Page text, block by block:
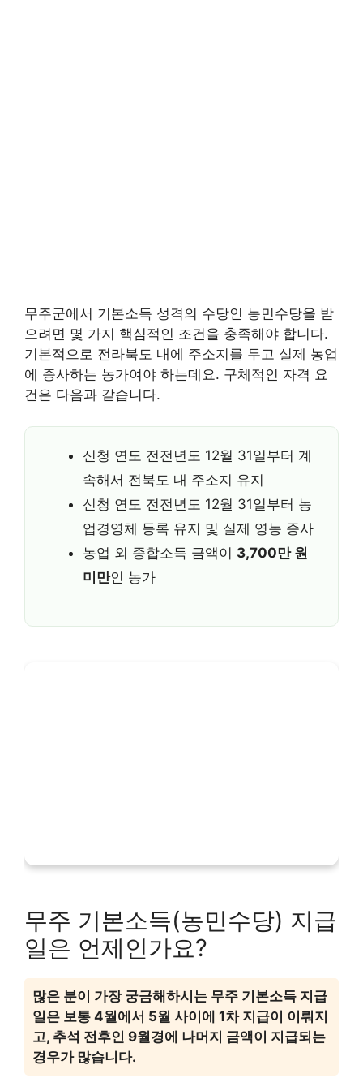
무주군에서 기본소득 성격의 수당인 농민수당을 받
으려면 몇 가지 핵심적인 조건을 충족해야 합니다.
기본적으로 전라북도 내에 주소지를 두고 실제 농업
에 종사하는 농가여야 하는데요. 구체적인 자격 요
건은 다음과 같습니다.
신청 연도 전전년도 12월 31일부터 계
속해서 전북도 내 주소지 유지
신청 연도 전전년도 12월 31일부터 농
업경영체 등록 유지 및 실제 영농 종사
농업 외 종합소득 금액이 3,700만 원
미만인 농가
무주 기본소득(농민수당) 지급
일은 언제인가요?
많은 분이 가장 궁금해하시는 무주 기본소득 지급
일은 보통 4월에서 5월 사이에 1차 지급이 이뤄지
고, 추석 전후인 9월경에 나머지 금액이 지급되는
경우가 많습니다.